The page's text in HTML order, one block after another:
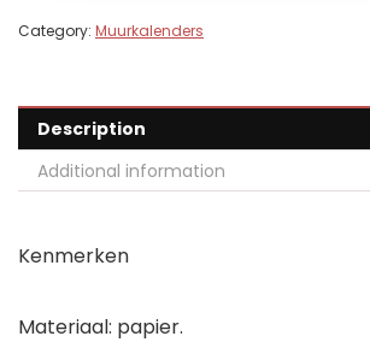
Category: Muurkalenders
Description
Additional information
Kenmerken
Materiaal: papier.